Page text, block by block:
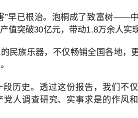
”早已根治。泡桐成了致富树——
值突破30亿元，带动1.8万余人实
民族乐器，不仅畅销全国各地，
历史。透过这份报告，我们不
党人调查研究、实事求是的作风